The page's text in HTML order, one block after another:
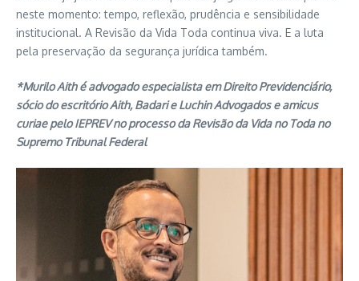
neste momento: tempo, reflexão, prudência e sensibilidade
institucional. A Revisão da Vida Toda continua viva. E a luta
pela preservação da segurança jurídica também.
*Murilo Aith é advogado especialista em Direito Previdenciário,
sócio do escritório Aith, Badari e Luchin Advogados e amicus
curiae pelo IEPREV no processo da Revisão da Vida no Toda no
Supremo Tribunal Federal